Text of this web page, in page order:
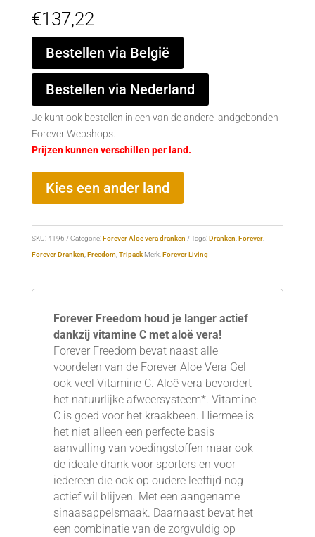
€137,22
Bestellen via België
Bestellen via Nederland
Je kunt ook bestellen in een van de andere landgebonden
Forever Webshops.
Prijzen kunnen verschillen per land.
Kies een ander land
SKU:4196 Categorie:Forever Aloë vera dranken Tags:Dranken Forever,
Forever Dranken Freedom, Tripack Merk:Forever Living
Forever Freedom houd je langer actief
dankzij vitamine C met aloë vera!
Forever Freedom bevat naast alle
voordelen van de Forever Aloe Vera Gel
ook veel Vitamine C. Aloë vera bevordert
het natuurlijke afweersysteem*. Vitamine
C is goed voor het kraakbeen. Hiermee is
het niet alleen een perfecte basis
aanvulling van voedingstoffen maar ook
de ideale drank voor sporters en voor
iedereen die ook op oudere leeftijd nog
actief wil blijven. Met een aangename
sinaasappelsmaak. Daarnaast bevat het
een combinatie van de zorgvuldig op